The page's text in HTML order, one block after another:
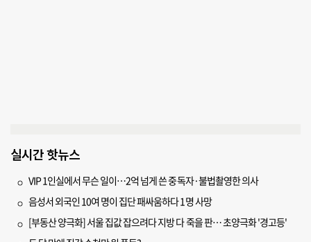
실시간 핫뉴스
VIP 1인실에서 무슨 일이…2억 넘게 쓴 중독자·불법촬영한 의사
음성서 외국인 10여 명이 집단 패싸움하다 1명 사망
[부동산 양극화] 서울 집값 잡으려다 지방 다 죽을 판… 초양극화 '경고등'